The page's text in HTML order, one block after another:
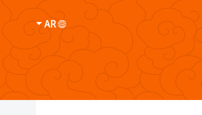
AR